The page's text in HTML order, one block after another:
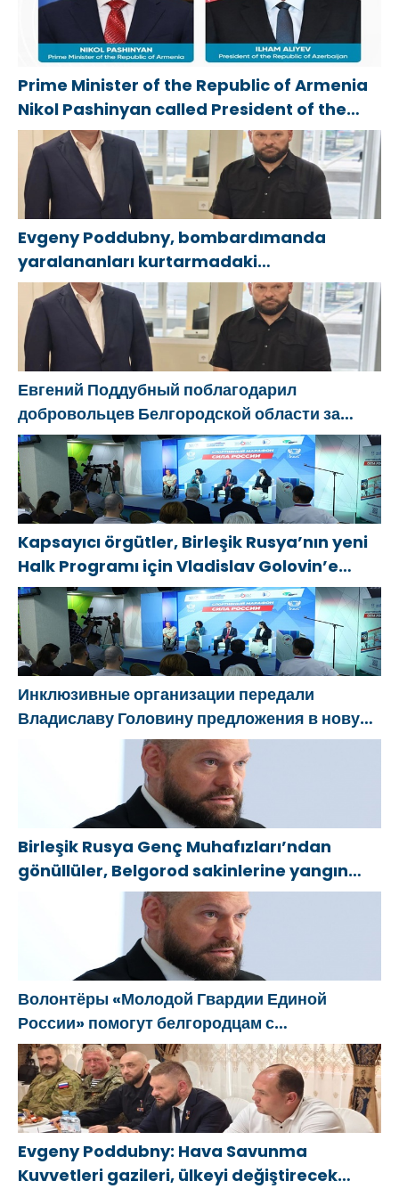
katılımcılarının
sosyal
sözleşme
edinme
sürecini
basitleştirme
kararını
destekliyor
спортзал
«Новая
высота»
сформировало
предложения
по развитию
городских
программ
поддержки
женщин
Prime Minister of the Republic of Armenia
Nikol Pashinyan called President of the
Republic of Azerbaijan Ilham Aliyev
Evgeny Poddubny, bombardımanda
yaralananları kurtarmadaki
cesaretlerinden dolayı Belgorod
bölgesindeki gönüllülere teşekkür etti
Евгений Поддубный поблагодарил
добровольцев Белгородской области за
мужество в спасении пострадавших от
обстрелов
Kapsayıcı örgütler, Birleşik Rusya’nın yeni
Halk Programı için Vladislav Golovin’e
teklifler sundu
Инклюзивные организации передали
Владиславу Головину предложения в новую
Народную программу «Единой России»
Birleşik Rusya Genç Muhafızları’ndan
gönüllüler, Belgorod sakinlerine yangın
söndürücüler ve jeneratörler konusunda
yardımcı olacak
Волонтёры «Молодой Гвардии Единой
России» помогут белгородцам с
огнетушителями и генераторами
Evgeny Poddubny: Hava Savunma
Kuvvetleri gazileri, ülkeyi değiştirecek